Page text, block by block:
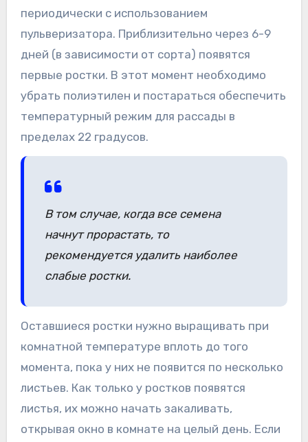
периодически с использованием
пульверизатора. Приблизительно через 6-9
дней (в зависимости от сорта) появятся
первые ростки. В этот момент необходимо
убрать полиэтилен и постараться обеспечить
температурный режим для рассады в
пределах 22 градусов.
В том случае, когда все семена
начнут прорастать, то
рекомендуется удалить наиболее
слабые ростки.
Оставшиеся ростки нужно выращивать при
комнатной температуре вплоть до того
момента, пока у них не появится по несколько
листьев. Как только у ростков появятся
листья, их можно начать закаливать,
открывая окно в комнате на целый день. Если